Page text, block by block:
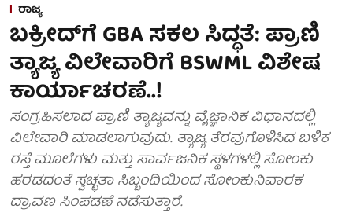
ರಾಜ್ಯ
ಬಕ್ರೀದ್‌ಗೆ GBA ಸಕಲ ಸಿದ್ಧತೆ: ಪ್ರಾಣಿ
ತ್ಯಾಜ್ಯ ವಿಲೇವಾರಿಗೆ BSWML ವಿಶೇಷ
ಕಾರ್ಯಾಚರಣೆ..!
ಸಂಗ್ರಹಿಸಲಾದ ಪ್ರಾಣಿ ತ್ಯಾಜ್ಯವನ್ನು ವೈಜ್ಞಾನಿಕ ವಿಧಾನದಲ್ಲಿ
ವಿಲೇವಾರಿ ಮಾಡಲಾಗುವುದು. ತ್ಯಾಜ್ಯ ತೆರವುಗೊಳಿಸಿದ ಬಳಿಕ
ರಸ್ತೆ ಮೂಲೆಗಳು ಮತ್ತು ಸಾರ್ವಜನಿಕ ಸ್ಥಳಗಳಲ್ಲಿ ಸೋಂಕು
ಹರಡದಂತೆ ಸ್ವಚ್ಛತಾ ಸಿಬ್ಬಂದಿಯಿಂದ ಸೋಂಕುನಿವಾರಕ
ದ್ರಾವಣ ಸಿಂಪಡಣೆ ನಡೆಸುತ್ತಾರೆ.